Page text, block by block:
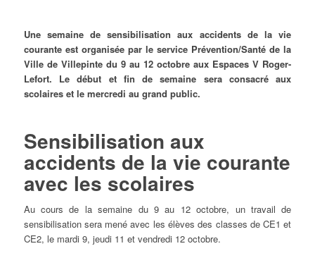
Une semaine de sensibilisation aux accidents de la vie
courante est organisée par le service Prévention/Santé de la
Ville de Villepinte du 9 au 12 octobre aux Espaces V Roger-
Lefort. Le début et fin de semaine sera consacré aux
scolaires et le mercredi au grand public.
Sensibilisation aux
accidents de la vie courante
avec les scolaires
Au cours de la semaine du 9 au 12 octobre, un travail de
sensibilisation sera mené avec les élèves des classes de CE1 et
CE2, le mardi 9, jeudi 11 et vendredi 12 octobre.